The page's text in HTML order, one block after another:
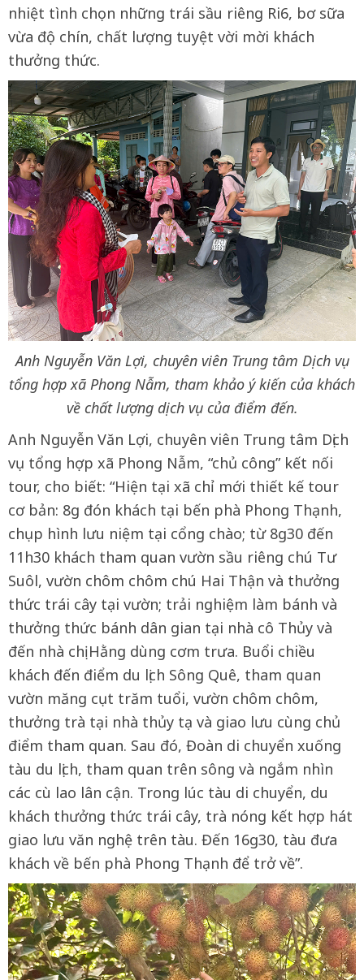
nhiệt tình chọn những trái sầu riêng Ri6, bơ sữa
vừa độ chín, chất lượng tuyệt vời mời khách
thưởng thức.
Anh Nguyễn Văn Lợi, chuyên viên Trung tâm Dịch vụ
tổng hợp xã Phong Nẫm, tham khảo ý kiến của khách
về chất lượng dịch vụ của điểm đến.
Anh Nguyễn Văn Lợi, chuyên viên Trung tâm Dịch
vụ tổng hợp xã Phong Nẫm, “chủ công” kết nối
tour, cho biết: “Hiện tại xã chỉ mới thiết kế tour
cơ bản: 8g đón khách tại bến phà Phong Thạnh,
chụp hình lưu niệm tại cổng chào; từ 8g30 đến
11h30 khách tham quan vườn sầu riêng chú Tư
Suôl, vườn chôm chôm chú Hai Thận và thưởng
thức trái cây tại vườn; trải nghiệm làm bánh và
thưởng thức bánh dân gian tại nhà cô Thủy và
đến nhà chị Hằng dùng cơm trưa. Buổi chiều
khách đến điểm du lịch Sông Quê, tham quan
vườn măng cụt trăm tuổi, vườn chôm chôm,
thưởng trà tại nhà thủy tạ và giao lưu cùng chủ
điểm tham quan. Sau đó, Đoàn di chuyển xuống
tàu du lịch, tham quan trên sông và ngắm nhìn
các cù lao lân cận. Trong lúc tàu di chuyển, du
khách thưởng thức trái cây, trà nóng kết hợp hát
giao lưu văn nghệ trên tàu. Đến 16g30, tàu đưa
khách về bến phà Phong Thạnh để trở về”.